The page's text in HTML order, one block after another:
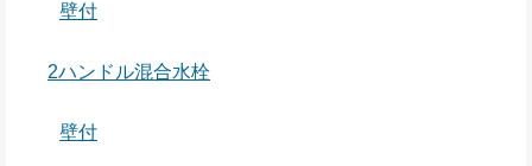
壁付
2ハンドル混合水栓
壁付